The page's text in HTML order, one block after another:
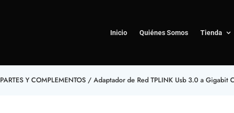
Inicio Quiénes Somos Tienda
PARTES Y COMPLEMENTOS/ Adaptador de Red TPLINK Usb 3.0 a Gigabit